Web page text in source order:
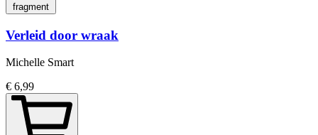
fragment
Verleid door wraak
Michelle Smart
€ 6,99